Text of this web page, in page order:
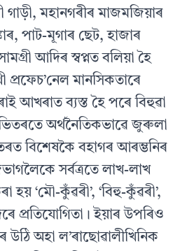
গাড়ী, মহানগৰীৰ মাজমজিয়াৰ
পাট-মূগাৰ ছেট, হাজাৰ
আদিৰ স্বপ্নত বলিয়া হৈ
প্রফেচ’নেল মানসিকতাৰে
আখৰাত ব্যস্ত হৈ পৰে বিহুৱা
অর্থনৈতিকভাৱে জুৰুলা
বিশেষকৈ বহাগৰ আৰম্ভনিৰ
সর্বত্রতে লাখ-লাখ
হয় ‘মৌ-কুঁৱৰী’, ‘বিহু-কুঁৱৰী’,
প্রতিযােগিতা। ইয়াৰ উপৰিও
অহা ল’ৰাছােৱালীখিনিক